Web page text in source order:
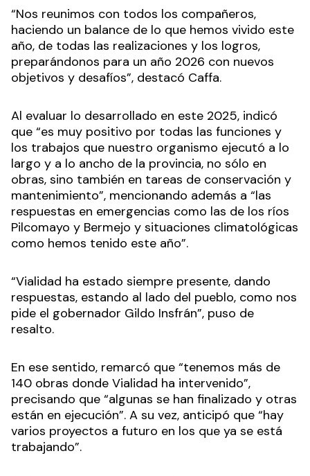
“Nos reunimos con todos los compañeros,
haciendo un balance de lo que hemos vivido este
año, de todas las realizaciones y los logros,
preparándonos para un año 2026 con nuevos
objetivos y desafíos”, destacó Caffa.
Al evaluar lo desarrollado en este 2025, indicó
que “es muy positivo por todas las funciones y
los trabajos que nuestro organismo ejecutó a lo
largo y a lo ancho de la provincia, no sólo en
obras, sino también en tareas de conservación y
mantenimiento”, mencionando además a “las
respuestas en emergencias como las de los ríos
Pilcomayo y Bermejo y situaciones climatológicas
como hemos tenido este año”.
“Vialidad ha estado siempre presente, dando
respuestas, estando al lado del pueblo, como nos
pide el gobernador Gildo Insfrán”, puso de
resalto.
En ese sentido, remarcó que “tenemos más de
140 obras donde Vialidad ha intervenido”,
precisando que “algunas se han finalizado y otras
están en ejecución”. A su vez, anticipó que “hay
varios proyectos a futuro en los que ya se está
trabajando”.